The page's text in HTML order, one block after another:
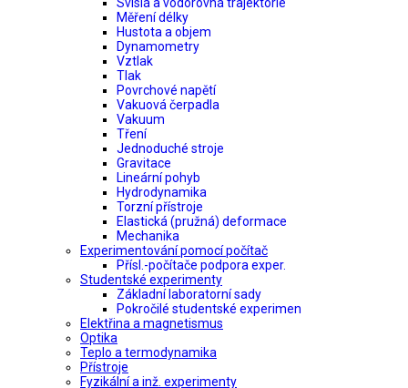
Měření délky
Hustota a objem
Dynamometry
Vztlak
Tlak
Povrchové napětí
Vakuová čerpadla
Vakuum
Tření
Jednoduché stroje
Gravitace
Lineární pohyb
Hydrodynamika
Torzní přístroje
Elastická (pružná) deformace
Mechanika
Experimentování pomocí počítač
Přísl.-počítače podpora exper.
Studentské experimenty
Základní laboratorní sady
Pokročilé studentské experimen
Elektřina a magnetismus
Optika
Teplo a termodynamika
Přístroje
Fyzikální a inž. experimenty